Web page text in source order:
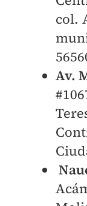
col.
Av.